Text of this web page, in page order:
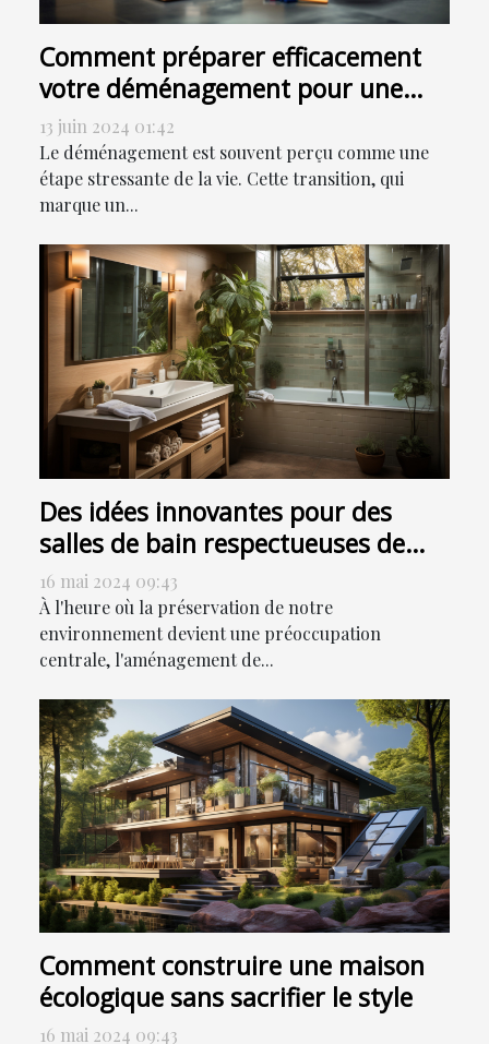
Comment préparer efficacement
votre déménagement pour une
transition en douceur
13 juin 2024 01:42
Le déménagement est souvent perçu comme une
étape stressante de la vie. Cette transition, qui
marque un...
Des idées innovantes pour des
salles de bain respectueuses de
l'environnement
16 mai 2024 09:43
À l'heure où la préservation de notre
environnement devient une préoccupation
centrale, l'aménagement de...
Comment construire une maison
écologique sans sacrifier le style
16 mai 2024 09:43